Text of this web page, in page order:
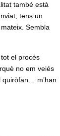
també està
tens un
Sembla
el procés
no em veiés
quiròfan… m’han